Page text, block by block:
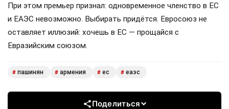
При этом премьер признал: одновременное членство в ЕС
и ЕАЭС невозможно. Выбирать придётся. Евросоюз не
оставляет иллюзий: хочешь в ЕС — прощайся с
Евразийским союзом.
# пашинян # армения # ес # еаэс
Поделиться